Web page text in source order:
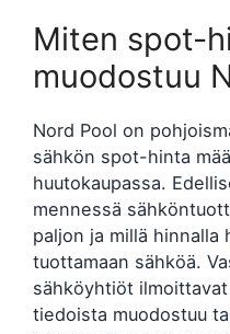
Miten spot-
muodostuu
Nord Pool on
sähkön spot-hinta
huutokaupassa.
mennessä
paljon ja millä hinnalla
tuottamaan sähköä.
sähköyhtiöt
tiedoista muodostuu